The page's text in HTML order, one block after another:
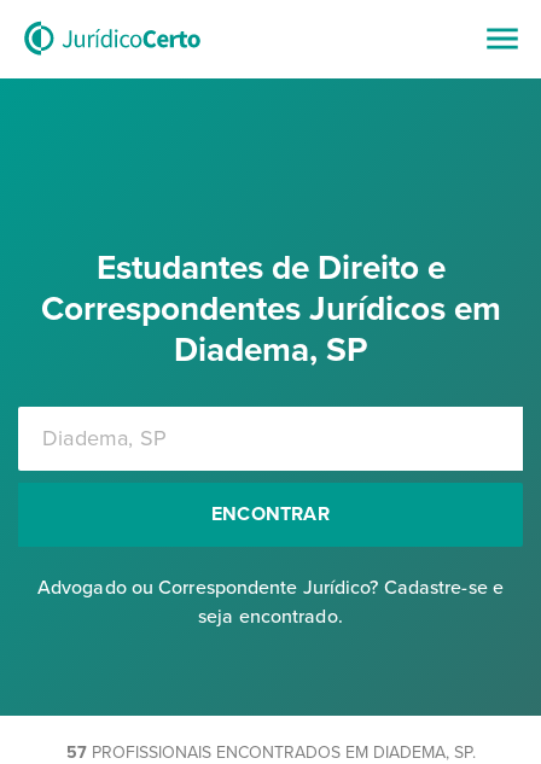
Estudantes de Direito e
Correspondentes Jurídicos em
Diadema, SP
ENCONTRAR
Advogado ou Correspondente Jurídico? Cadastre-se e
seja encontrado.
57PROFISSIONAIS ENCONTRADOS EM DIADEMA, SP.